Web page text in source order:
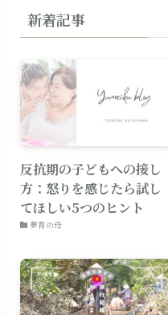
新着記事
反抗期の子どもへの接し
方：怒りを感じたら試し
てほしい5つのヒント
夢育の母